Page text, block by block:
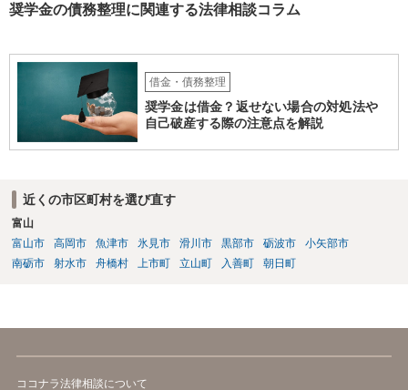
奨学金の債務整理に関連する法律相談コラム
借金・債務整理
奨学金は借金？返せない場合の対処法や
自己破産する際の注意点を解説
近くの市区町村を選び直す
富山
富山市
高岡市 魚津市 氷見市 滑川市 黒部市 砺波市
小矢部市
南砺市
射水市 舟橋村 上市町 立山町 入善町 朝日町
ココナラ法律相談について